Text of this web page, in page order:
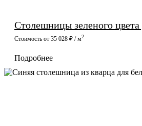
Столешницы зеленого
Стоимость от 35 028 ₽ / м2
Подробнее